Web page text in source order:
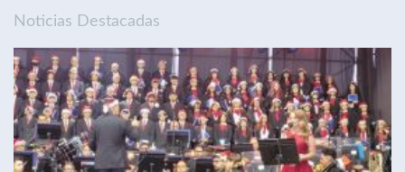
Noticias Destacadas